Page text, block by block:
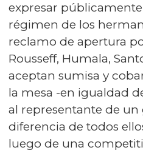
expresar
régimen de los
reclamo de apertura
Rousseff, Humala,
aceptan sumisa y
la mesa -en igualdad
al representante de un
diferencia de todos
luego de una